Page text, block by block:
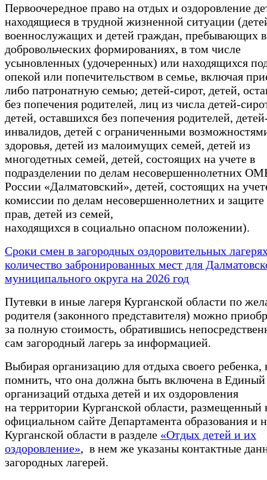
Первоочередное право на отдых и оздоровление
находящиеся в трудной жизненной ситуации
военнослужащих и детей граждан, пребывающих в
добровольческих формированиях, в том числе
усыновленных (удочеренных) или находящихся
опекой или попечительством в семье, включая
либо патронатную семью; детей-сирот, детей,
без попечения родителей, лиц из числа детей-
детей, оставшихся без попечения родителей,
инвалидов, детей с ограниченными
здоровья, детей из малоимущих семей, детей из
многодетных семей, детей, состоящих на учете в
подразделении по делам несовершеннолетних
России «Далматовский», детей, состоящих на
комиссии по делам несовершеннолетних и защите
прав, детей из семей,
находящихся в социально опасном положении).
Сроки смен в загородных оздоровительных
количество забронированных мест для
муниципального округа на 2026 год
Путевки в иные лагеря Курганской области по
родителя (законного представителя) можно
за полную стоимость, обратившись
сам загородный лагерь за информацией.
Выбирая организацию для отдыха своего ребенка,
помнить, что она должна быть включена в Единый
организаций отдыха детей и их оздоровления
на территории Курганской области, размещенный
официальном сайте Департамента образования и
Курганской области в разделе «Отдых детей и их
оздоровление», в нем же указаны контактные
загородных лагерей.